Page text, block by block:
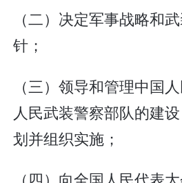
（二）决定军事战略和
针；
（三）领导和管理中国
人民武装警察部队的建
划并组织实施；